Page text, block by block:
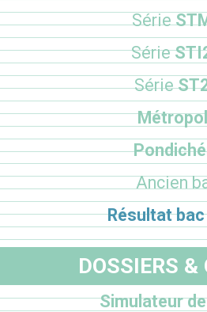
Série
Série
Série
Ancien
Résultat
DOSSIERS &
Simulateur